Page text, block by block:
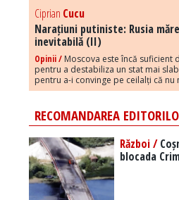
Ciprian Cucu
Narațiuni putiniste: Rusia
inevitabilă (II)
Opinii / Moscova este încă suficient
pentru a destabiliza un stat mai
pentru a-i convinge pe ceilalți că nu
RECOMANDAREA
Război /
blocada